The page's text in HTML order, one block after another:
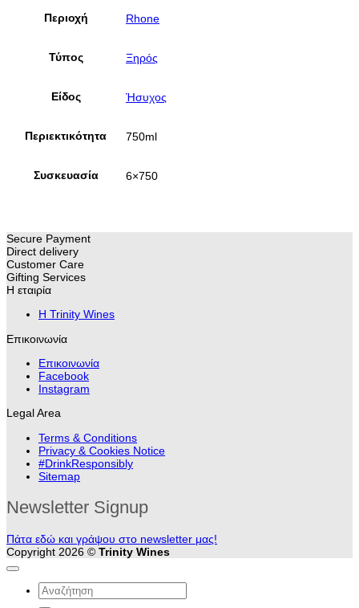
Περιοχή Rhone
Τύπος Ξηρός
Είδος Ήσυχος
Περιεκτικότητα 750ml
Συσκευασία 6×750
Secure Payment
Direct delivery
Customer Care
Gifting Services
Η εταιρία
H Trinity Wines
Επικοινωνία
Επικοινωνία
Facebook
Instagram
Legal Area
Terms & Conditions
Privacy & Cookies Notice
#DrinkResponsibly
Sitemap
Newsletter Signup
Πάτα εδώ και γράψου στο newsletter μας!
Copyright 2026 © Trinity Wines
Αναζήτηση
για: